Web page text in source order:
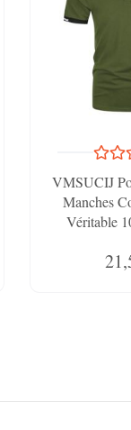
VMSUCIJ
Manches
Véritable
Avec Poche